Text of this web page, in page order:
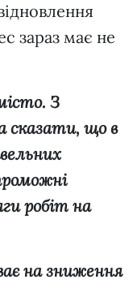
зараз має не
З
сказати, що в
робіт на
на зниження